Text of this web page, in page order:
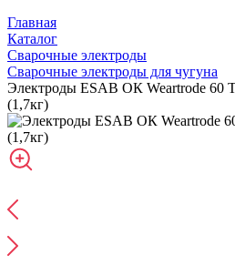
Главная
Каталог
Сварочные электроды
Сварочные электроды для чугуна
Электроды ESAB ОК Weartrode 60
(1,7кг)